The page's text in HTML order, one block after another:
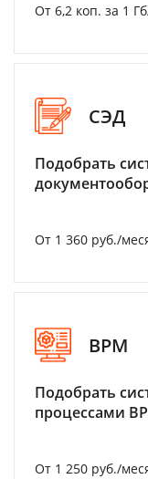
От 6,2 коп. за 1
СЭД
Подобрать
От 1 360 руб./
BPM
Подобрать
процессами
От 1 250 руб./